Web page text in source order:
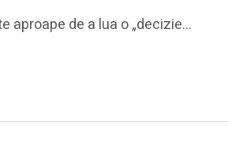
aproape de a lua o „decizie…